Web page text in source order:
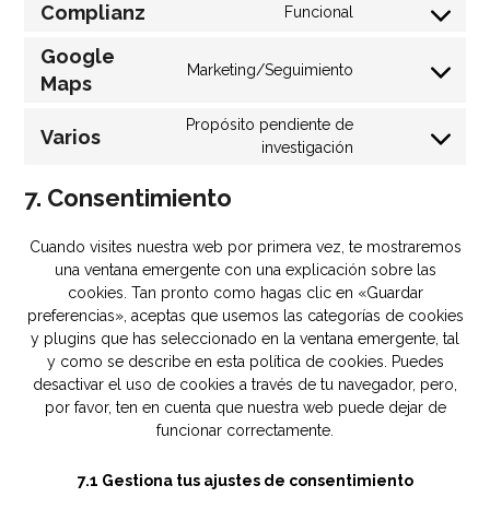
Complianz Funcional
Google
Maps
Marketing/Seguimiento
Varios
Propósito pendiente de
investigación
7. Consentimiento
Cuando visites nuestra web por primera vez, te mostraremos
una ventana emergente con una explicación sobre las
cookies. Tan pronto como hagas clic en «Guardar
preferencias», aceptas que usemos las categorías de cookies
y plugins que has seleccionado en la ventana emergente, tal
y como se describe en esta política de cookies. Puedes
desactivar el uso de cookies a través de tu navegador, pero,
por favor, ten en cuenta que nuestra web puede dejar de
funcionar correctamente.
7.1 Gestiona tus ajustes de consentimiento